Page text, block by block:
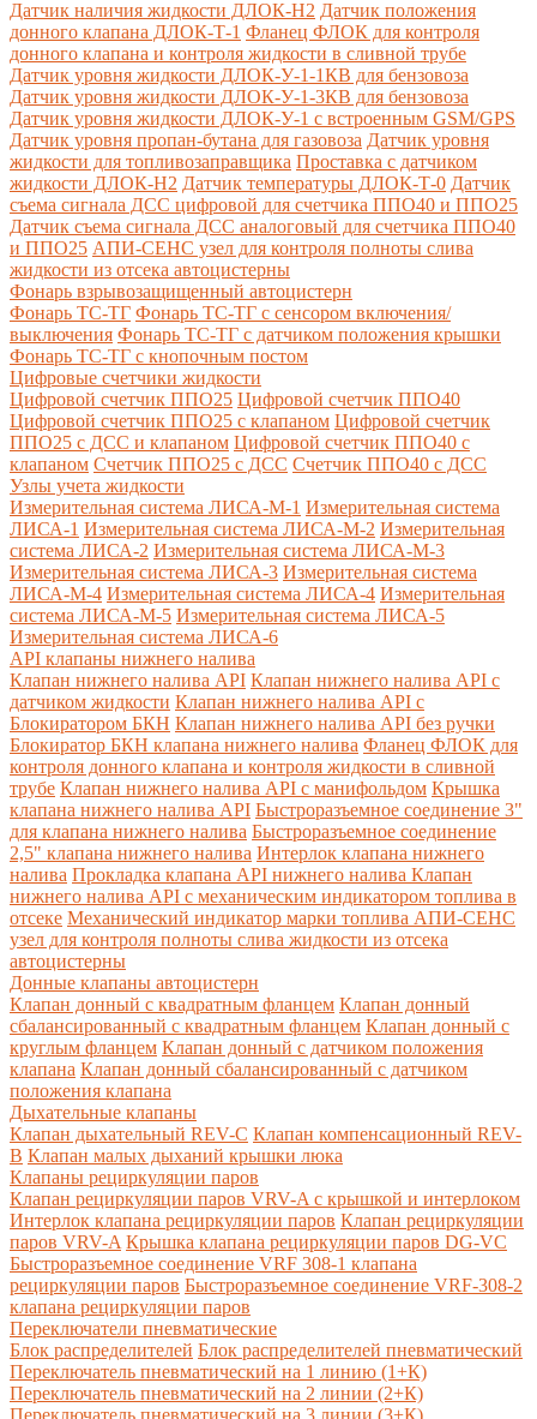
Датчик наличия жидкости ДЛОК-Н2 Датчик положения
донного клапана ДЛОК-Т-1 Фланец ФЛОК для контроля
донного клапана и контроля жидкости в сливной трубе
Датчик уровня жидкости ДЛОК-У-1-1КВ для бензовоза
Датчик уровня жидкости ДЛОК-У-1-3КВ для бензовоза
Датчик уровня жидкости ДЛОК-У-1 с встроенным GSM/GPS
Датчик уровня пропан-бутана для газовоза Датчик уровня
жидкости для топливозаправщика Проставка с датчиком
жидкости ДЛОК-Н2 Датчик температуры ДЛОК-Т-0 Датчик
съема сигнала ДСС цифровой для счетчика ППО40 и ППО25
Датчик съема сигнала ДСС аналоговый для счетчика ППО40
и ППО25 АПИ-СЕНС узел для контроля полноты слива
жидкости из отсека автоцистерны
Фонарь взрывозащищенный автоцистерн
Фонарь ТС-ТГ Фонарь ТС-ТГ с сенсором включения/
выключения Фонарь ТС-ТГ с датчиком положения крышки
Фонарь ТС-ТГ с кнопочным постом
Цифровые счетчики жидкости
Цифровой счетчик ППО25 Цифровой счетчик ППО40
Цифровой счетчик ППО25 с клапаном Цифровой счетчик
ППО25 с ДСС и клапаном Цифровой счетчик ППО40 с
клапаном Счетчик ППО25 с ДСС Счетчик ППО40 с ДСС
Узлы учета жидкости
Измерительная система ЛИСА-М-1 Измерительная система
ЛИСА-1 Измерительная система ЛИСА-М-2 Измерительная
система ЛИСА-2 Измерительная система ЛИСА-М-3
Измерительная система ЛИСА-3 Измерительная система
ЛИСА-М-4 Измерительная система ЛИСА-4 Измерительная
система ЛИСА-М-5 Измерительная система ЛИСА-5
Измерительная система ЛИСА-6
API клапаны нижнего налива
Клапан нижнего налива API Клапан нижнего налива API с
датчиком жидкости Клапан нижнего налива API с
Блокиратором БКН Клапан нижнего налива API без ручки
Блокиратор БКН клапана нижнего налива Фланец ФЛОК для
контроля донного клапана и контроля жидкости в сливной
трубе Клапан нижнего налива API с манифольдом Крышка
клапана нижнего налива API Быстроразъемное соединение 3"
для клапана нижнего налива Быстроразъемное соединение
2,5" клапана нижнего налива Интерлок клапана нижнего
налива Прокладка клапана API нижнего налива Клапан
нижнего налива API с механическим индикатором топлива в
отсеке Механический индикатор марки топлива АПИ-СЕНС
узел для контроля полноты слива жидкости из отсека
автоцистерны
Донные клапаны автоцистерн
Клапан донный с квадратным фланцем Клапан донный
сбалансированный с квадратным фланцем Клапан донный с
круглым фланцем Клапан донный с датчиком положения
клапана Клапан донный сбалансированный с датчиком
положения клапана
Дыхательные клапаны
Клапан дыхательный REV-C Клапан компенсационный REV-
B Клапан малых дыханий крышки люка
Клапаны рециркуляции паров
Клапан рециркуляции паров VRV-A с крышкой и интерлоком
Интерлок клапана рециркуляции паров Клапан рециркуляции
паров VRV-A Крышка клапана рециркуляции паров DG-VC
Быстроразъемное соединение VRF 308-1 клапана
рециркуляции паров Быстроразъемное соединение VRF-308-2
клапана рециркуляции паров
Переключатели пневматические
Блок распределителей Блок распределителей пневматический
Переключатель пневматический на 1 линию (1+К)
Переключатель пневматический на 2 линии (2+К)
Переключатель пневматический на 3 линии (3+К)